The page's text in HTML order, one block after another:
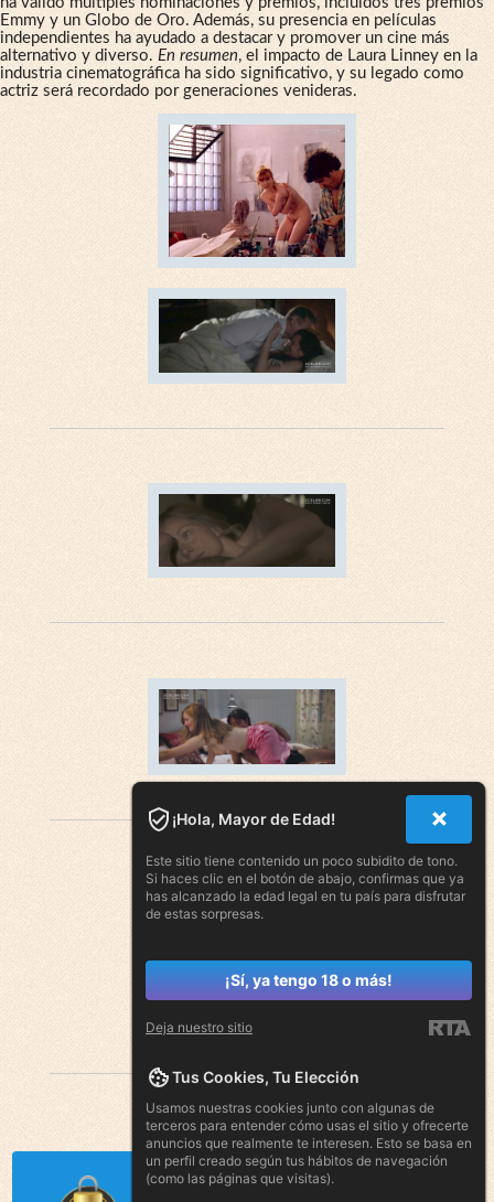
Emmy y un Globo de Oro. Además, su presencia en películas
independientes ha ayudado a destacar y promover un cine más
alternativo y diverso. En resumen, el impacto de Laura Linney en la
industria cinematográfica ha sido significativo, y su legado como
actriz será recordado por generaciones venideras.
¡Hola, Mayor de Edad!
Este sitio tiene contenido un poco subidito de tono.
Si haces clic en el botón de abajo, confirmas que ya
has alcanzado la edad legal en tu país para disfrutar
de estas sorpresas.
¡Sí, ya tengo 18 o más!
Deja nuestro sitio
Tus Cookies, Tu Elección
Usamos nuestras cookies junto con algunas de
terceros para entender cómo usas el sitio y ofrecerte
anuncios que realmente te interesen. Esto se basa en
un perfil creado según tus hábitos de navegación
(como las páginas que visitas).